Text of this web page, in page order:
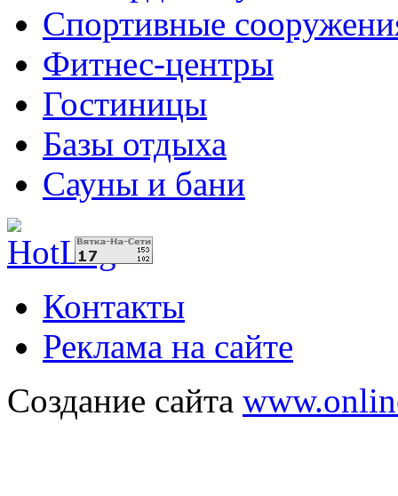
Спортивные
Фитнес-центры
Гостиницы
Базы отдыха
Сауны и бани
Контакты
Реклама на сайте
Создание сайта